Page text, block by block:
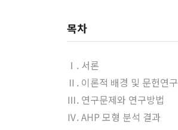
목차
Ⅰ. 서론
Ⅱ. 이론적 배경 및 문헌연구
Ⅲ. 연구문제와 연구방법
Ⅳ. AHP 모형 분석 결과